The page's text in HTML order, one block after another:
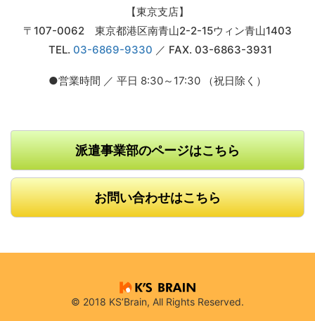
【東京支店】
〒107-0062 東京都港区南青山2-2-15ウィン青山1403
TEL. 03-6869-9330 ／ FAX. 03-6863-3931
●営業時間 ／ 平日 8:30～17:30 （祝日除く）
派遣事業部のページはこちら
お問い合わせはこちら
© 2018 KS’Brain, All Rights Reserved.